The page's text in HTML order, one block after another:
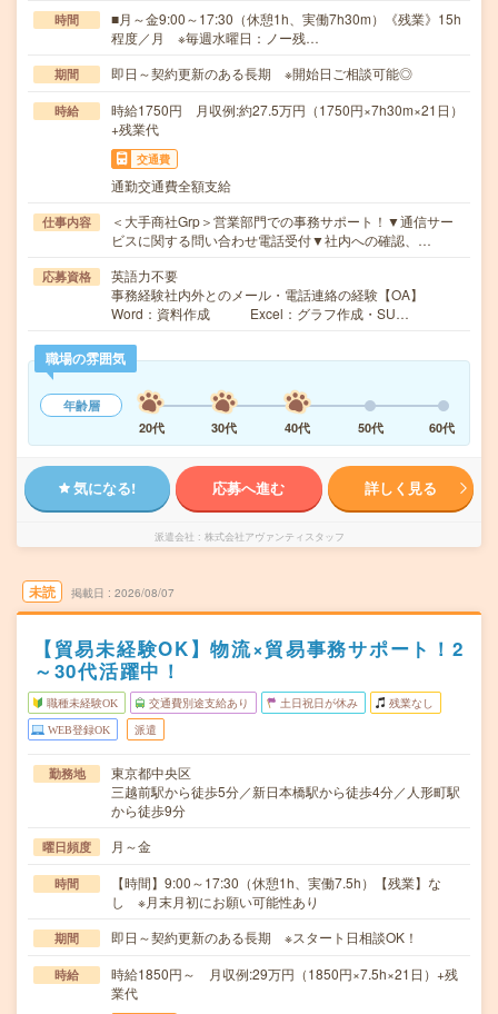
時間
■月～金9:00～17:30（休憩1h、実働7h30m）《残業》15h
程度／月 ※毎週水曜日：ノー残…
期間 即日～契約更新のある長期 ※開始日ご相談可能◎
時給
時給1750円 月収例:約27.5万円（1750円×7h30m×21日）
+残業代
交通費
通勤交通費全額支給
仕事内容
＜大手商社Grp＞営業部門での事務サポート！▼通信サー
ビスに関する問い合わせ電話受付▼社内への確認、…
応募資格
英語力不要
事務経験社内外とのメール・電話連絡の経験【OA】
Word：資料作成 Excel：グラフ作成・SU…
職場の雰囲気
年齢層
20代
30代 40代 50代 60代
気になる! 応募へ進む 詳しく見る
派遣会社 株式会社アヴァンティスタッフ
未読 掲載日 2026/08/07
【貿易未経験OK】物流×貿易事務サポート！2
～30代活躍中！
職種未経験OK 交通費別途支給あり 土日祝日が休み 残業なし
WEB登録OK 派遣
勤務地
東京都中央区
三越前駅から徒歩5分／新日本橋駅から徒歩4分／人形町駅
から徒歩9分
曜日頻度 月～金
時間
【時間】9:00～17:30（休憩1h、実働7.5h）【残業】な
し ※月末月初にお願い可能性あり
期間 即日～契約更新のある長期 ※スタート日相談OK！
時給
時給1850円～ 月収例:29万円（1850円×7.5h×21日）+残
業代